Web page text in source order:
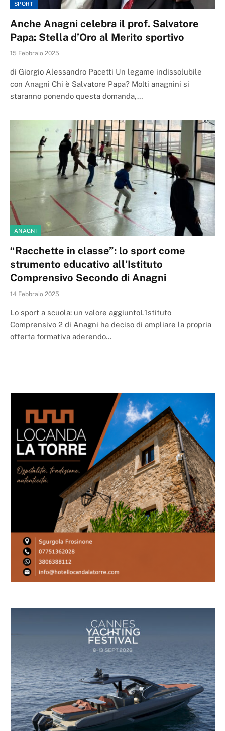
SPORT
Anche Anagni celebra il prof. Salvatore
Papa: Stella d’Oro al Merito sportivo
15 Febbraio 2025
di Giorgio Alessandro Pacetti Un legame indissolubile
con Anagni Chi è Salvatore Papa? Molti anagnini si
staranno ponendo questa domanda,…
ANAGNI
“Racchette in classe”: lo sport come
strumento educativo all’Istituto
Comprensivo Secondo di Anagni
14 Febbraio 2025
Lo sport a scuola: un valore aggiuntoL’Istituto
Comprensivo 2 di Anagni ha deciso di ampliare la propria
offerta formativa aderendo…